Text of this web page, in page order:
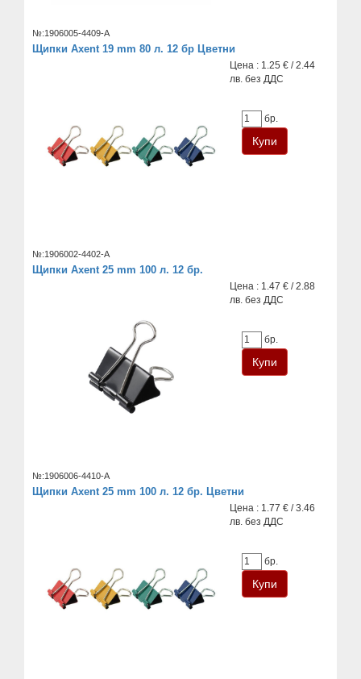
№:1906005-4409-A
Щипки Axent 19 mm 80 л. 12 бр Цветни
Цена : 1.25 € / 2.44
лв. без ДДС
бр.
№:1906002-4402-A
Щипки Axent 25 mm 100 л. 12 бр.
Цена : 1.47 € / 2.88
лв. без ДДС
бр.
№:1906006-4410-A
Щипки Axent 25 mm 100 л. 12 бр. Цветни
Цена : 1.77 € / 3.46
лв. без ДДС
бр.